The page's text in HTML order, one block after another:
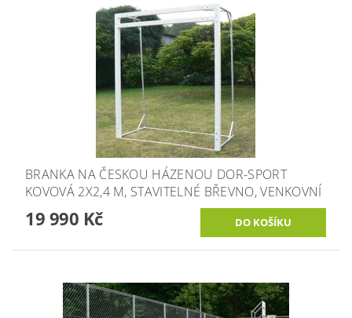
BRANKA NA ČESKOU HÁZENOU DOR-SPORT
KOVOVÁ 2X2,4 M, STAVITELNÉ BŘEVNO, VENKOVNÍ
19 990 Kč